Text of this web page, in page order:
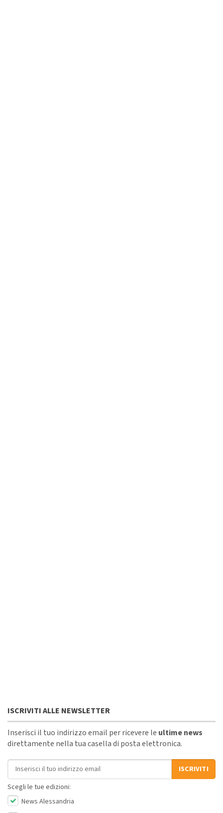
ISCRIVITI ALLE NEWSLETTER
Inserisci il tuo indirizzo email per ricevere le ultime news
direttamente nella tua casella di posta elettronica.
Indirizzo email
ISCRIVITI
Scegli le tue edizioni:
News Alessandria